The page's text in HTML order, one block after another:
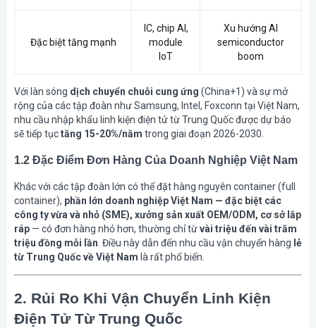
Đặc biệt tăng mạnh
IC, chip AI,
module
IoT
Xu hướng AI
semiconductor
boom
Với làn sóng dịch chuyển chuỗi cung ứng (China+1) và sự mở
rộng của các tập đoàn như Samsung, Intel, Foxconn tại Việt Nam,
nhu cầu nhập khẩu linh kiện điện tử từ Trung Quốc được dự báo
sẽ tiếp tụctăng 15-20%/năm trong giai đoạn 2026-2030.
1.2 Đặc Điểm Đơn Hàng Của Doanh Nghiệp Việt Nam
Khác với các tập đoàn lớn có thể đặt hàng nguyên container (full
container), phần lớn doanh nghiệp Việt Nam — đặc biệt các
công ty vừa và nhỏ (SME), xưởng sản xuất OEM/ODM, cơ sở lắp
ráp — có đơn hàng nhỏ hơn, thường chỉ từvài triệu đến vài trăm
triệu đồng mỗi lần . Điều này dẫn đến nhu cầu vận chuyển hàng lẻ
từ Trung Quốc về Việt Nam là rất phổ biến.
2. Rủi Ro Khi Vận Chuyển Linh Kiện
Điện Tử Từ Trung Quốc